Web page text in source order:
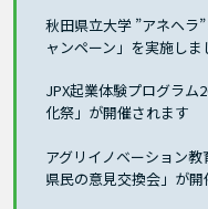
秋田県立大学 ”アネヘ
ャンペーン」を実施しま
JPX起業体験プログラ
化祭」が開催されます
アグリイノベーション
県民の意見交換会」が